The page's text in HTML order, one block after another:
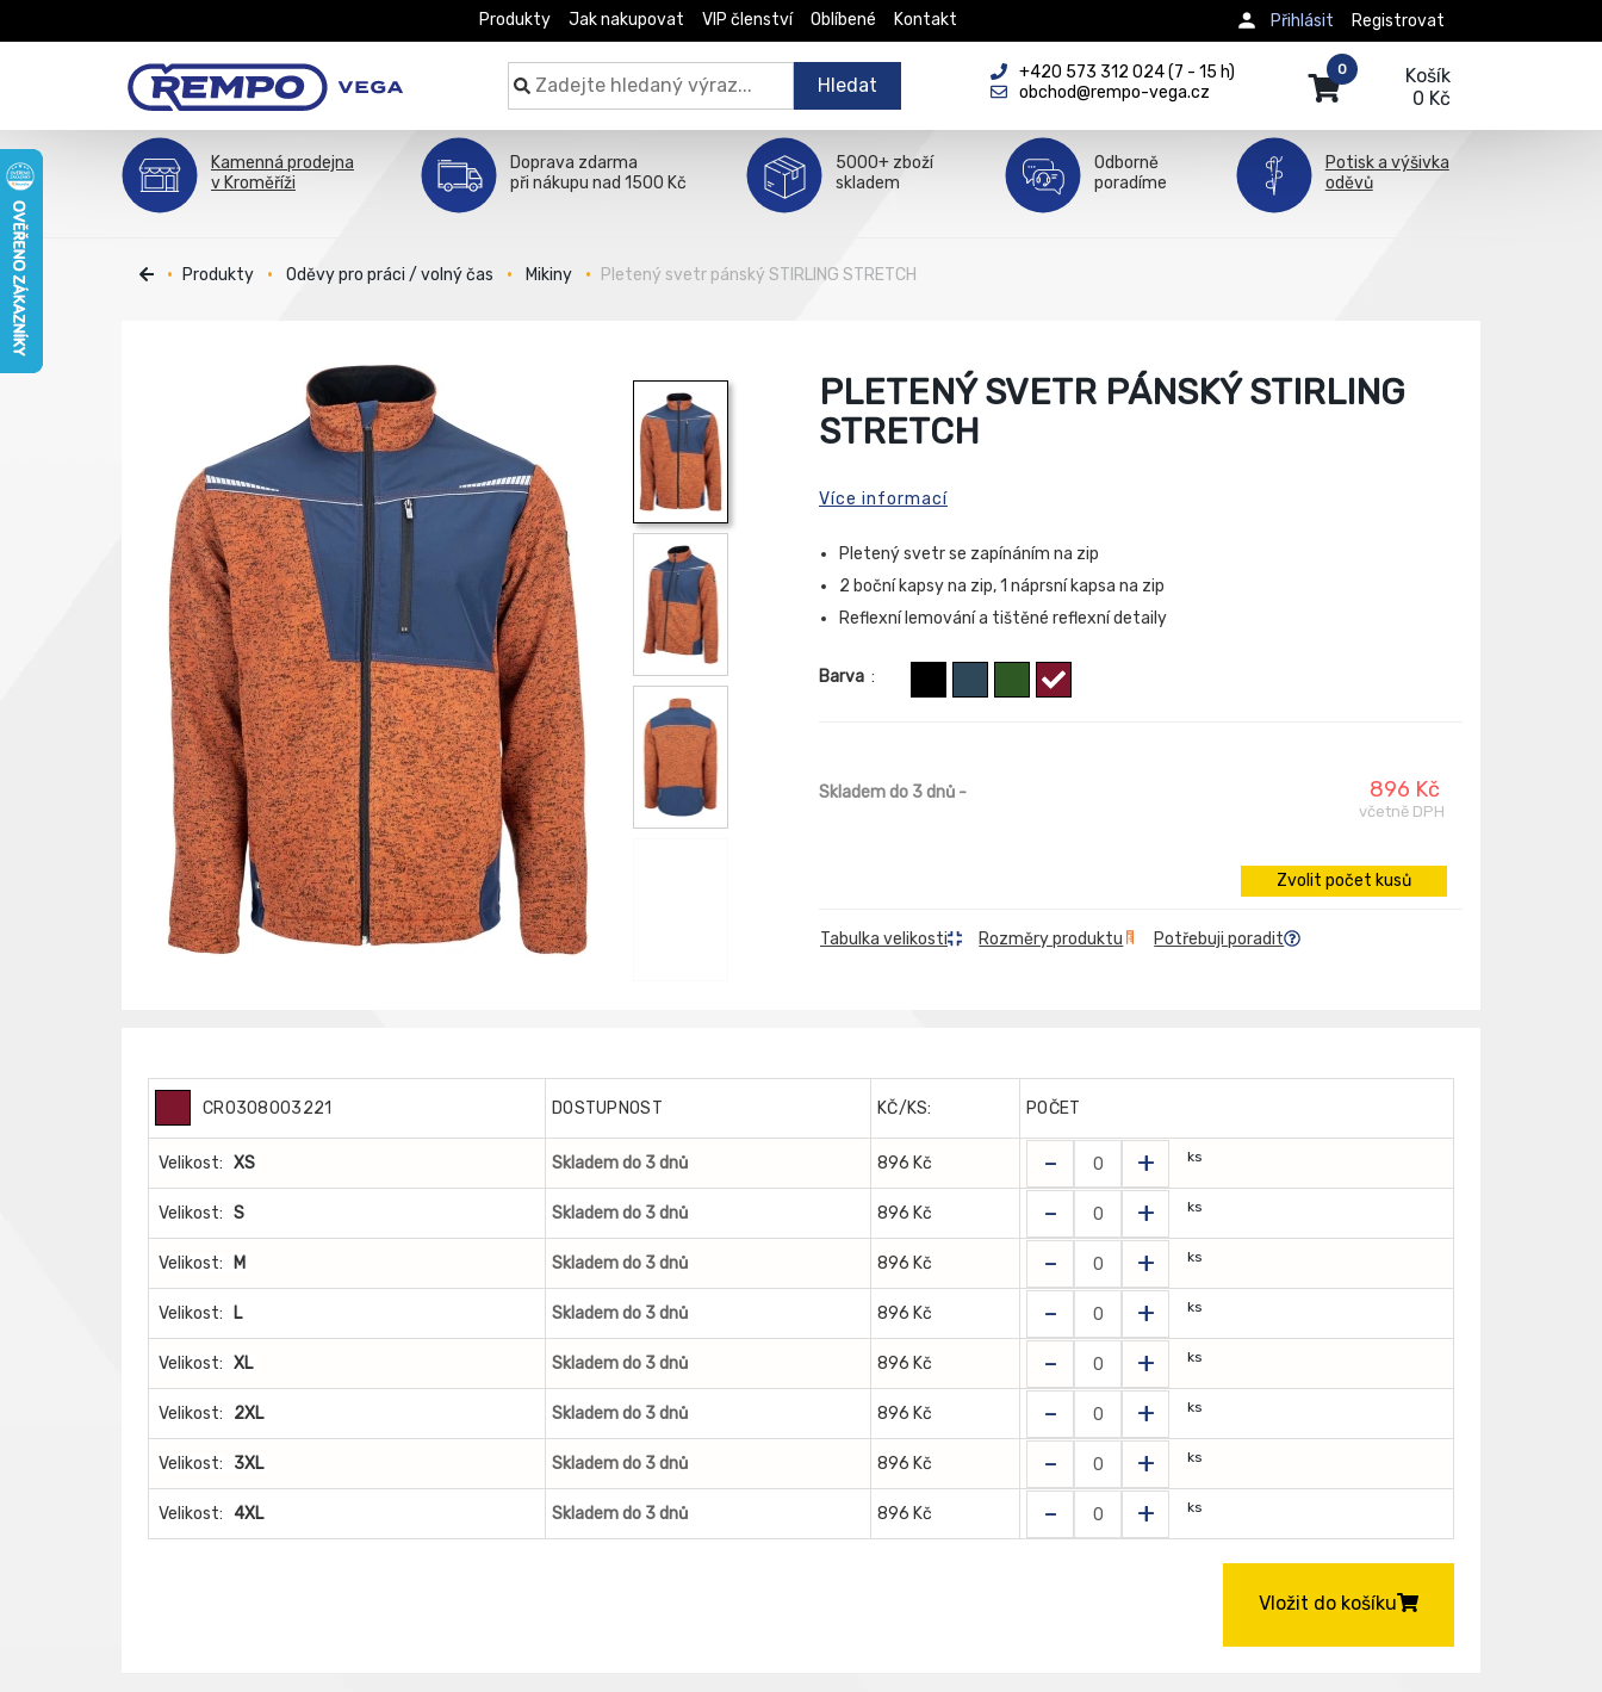
Produkty Jak nakupovat VIP členství Oblíbené Kontakt Registrovat
Přihlásit
Hledat
+420 573 312 024 (7 - 15 h)
obchod@rempo-vega.cz
Košík
0 Kč
0
Kamenná prodejna
v Kroměříži
Doprava zdarma
při nákupu nad 1500 Kč
5000+ zboží
skladem
Odborně
poradíme
Potisk a výšivka
oděvů
Produkty Oděvy pro práci / volný čas Mikiny Pletený svetr pánský STIRLING STRETCH
PLETENÝ SVETR PÁNSKÝ STIRLING
STRETCH
Více informací
Pletený svetr se zapínáním na zip
2 boční kapsy na zip, 1 náprsní kapsa na zip
Reflexní lemování a tištěné reflexní detaily
Barva :
Skladem do 3 dnů - 896 Kč
včetně DPH
Zvolit počet kusů
Tabulka velikosti Rozměry produktu Potřebuji poradit
CR0308003221 DOSTUPNOST KČ/KS: POČET
Velikost: XS Skladem do 3 dnů 896 Kč - + ks
Velikost: S Skladem do 3 dnů 896 Kč - + ks
Velikost: M Skladem do 3 dnů 896 Kč - + ks
Velikost: L Skladem do 3 dnů 896 Kč - + ks
Velikost: XL Skladem do 3 dnů 896 Kč - + ks
Velikost: 2XL Skladem do 3 dnů 896 Kč - + ks
Velikost: 3XL Skladem do 3 dnů 896 Kč - + ks
Velikost: 4XL Skladem do 3 dnů 896 Kč - + ks
Vložit do košíku